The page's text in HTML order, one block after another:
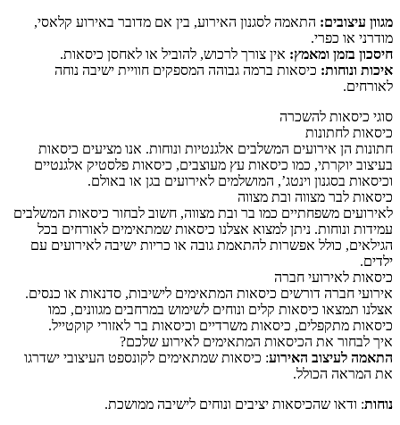
מגוון עיצובים: התאמה לסגנון האירוע, בין אם מדובר באירוע קלאסי,
מודרני או כפרי.
חיסכון בזמן ומאמץ: אין צורך לרכוש, להוביל או לאחסן כיסאות.
איכות ונוחות: כיסאות ברמה גבוהה המספקים חוויית ישיבה נוחה
לאורחים.
סוגי כיסאות להשכרה
כיסאות לחתונות
חתונות הן אירועים המשלבים אלגנטיות ונוחות. אנו מציעים כיסאות
בעיצוב יוקרתי, כמו כיסאות עץ מעוצבים, כיסאות פלסטיק אלגנטיים
וכיסאות בסגנון וינטג’, המושלמים לאירועים בגן או באולם.
כיסאות לבר מצווה ובת מצווה
לאירועים משפחתיים כמו בר ובת מצווה, חשוב לבחור כיסאות המשלבים
עמידות ונוחות. ניתן למצוא אצלנו כיסאות שמתאימים לאורחים בכל
הגילאים, כולל אפשרות להתאמת גובה או כריות ישיבה לאירועים עם
ילדים.
כיסאות לאירועי חברה
אירועי חברה דורשים כיסאות המתאימים לישיבות, סדנאות או כנסים.
אצלנו תמצאו כיסאות קלים ונוחים לשימוש במרחבים מגוונים, כמו
כיסאות מתקפלים, כיסאות משרדיים וכיסאות בר לאזורי קוקטייל.
איך לבחור את הכיסאות המתאימים לאירוע שלכם?
התאמה לעיצוב האירוע: כיסאות שמתאימים לקונספט העיצובי ישדרגו
את המראה הכולל.
נוחות: ודאו שהכיסאות יציבים ונוחים לישיבה ממושכת.